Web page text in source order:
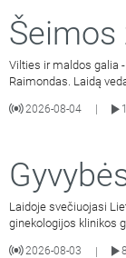
Šeimos
Vilties ir maldos galia
Raimondas. Laidą
2026-08-04
Laidoje svečiuojasi
ginekologijos klinikos
2026-08-03 |
8